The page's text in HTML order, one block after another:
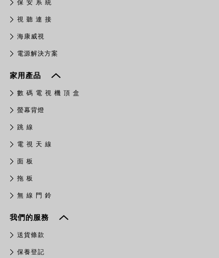
保 安 系 統
視 聽 連 接
​海康威視
電源解決方案
家用產品
數 碼 電 視 機 頂 盒
螢幕背燈
跳 線
電 視 天 線
面 板
拖 板
無 線 門 鈴
我們的服務
送貨條款
保養登記